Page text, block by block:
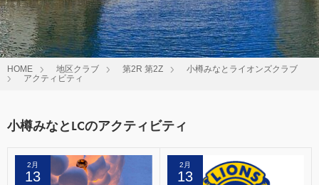
HOME 地区クラブ 第2R 第2Z
小樽みなとライオンズクラブ
アクティビティ
小樽みなとLCのアクティビティ
2月
13
2月
13